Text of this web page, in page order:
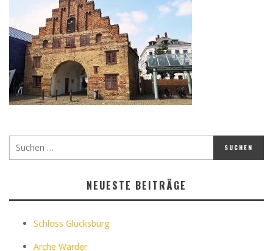
NEUESTE BEITRÄGE
Schloss Glücksburg
Arche Warder